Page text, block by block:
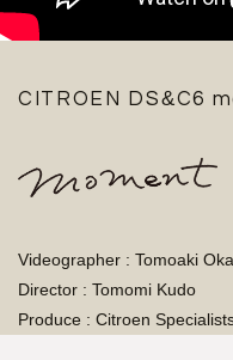
CITROEN DS&C6
Videographer : Tomoaki
Director : Tomomi Kudo
Produce : Citroen